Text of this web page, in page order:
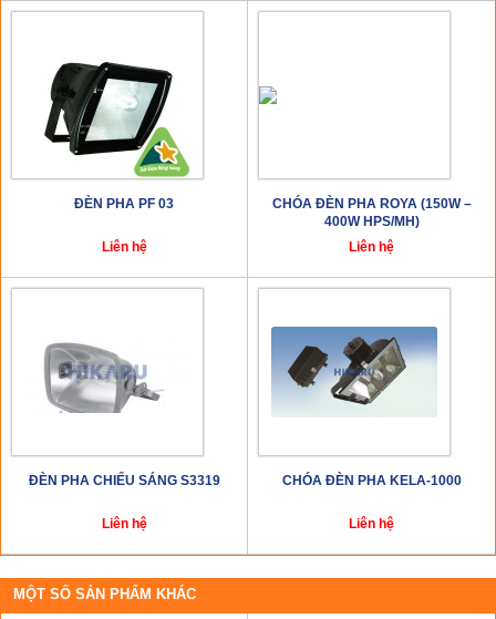
ĐÈN PHA PF 03
Liên hệ
CHÓA ĐÈN PHA ROYA (150W –
400W HPS/MH)
Liên hệ
ĐÈN PHA CHIẾU SÁNG S3319
Liên hệ
CHÓA ĐÈN PHA KELA-1000
Liên hệ
MỘT SỐ SẢN PHẨM KHÁC